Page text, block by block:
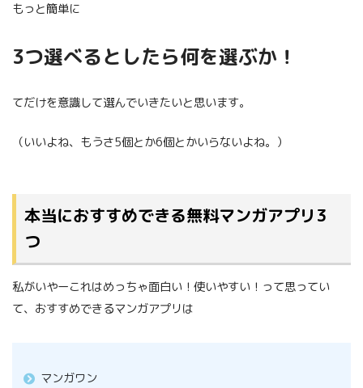
もっと簡単に
3つ選べるとしたら何を選ぶか！
てだけを意識して選んでいきたいと思います。
（いいよね、もうさ5個とか6個とかいらないよね。）
本当におすすめできる無料マンガアプリ3
つ
私がいやーこれはめっちゃ面白い！使いやすい！って思ってい
て、おすすめできるマンガアプリは
マンガワン